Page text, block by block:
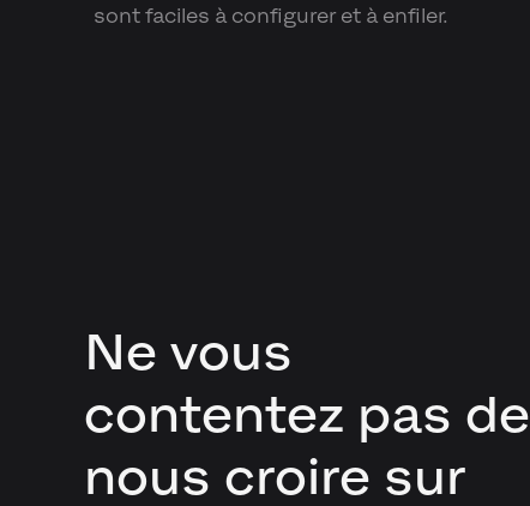
sont faciles à configurer et à enfiler.
Ne vous
contentez pas de
nous croire sur